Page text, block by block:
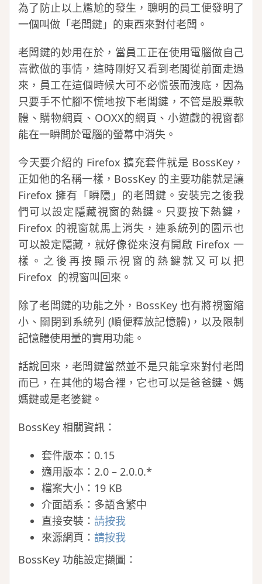
為了防止以上尷尬的發生，聰明的員工便發明了
一個叫做「老闆鍵」的東西來對付老闆。
老闆鍵的妙用在於，當員工正在使用電腦做自己
喜歡做的事情，這時剛好又看到老闆從前面走過
來，員工在這個時候大可不必慌張而洩底，因為
只要手不忙腳不慌地按下老闆鍵，不管是股票軟
體、購物網頁、OOXX的網頁、小遊戲的視窗都
能在一瞬間於電腦的螢幕中消失。
今天要介紹的 Firefox 擴充套件就是 BossKey，
正如他的名稱一樣，BossKey 的主要功能就是讓
Firefox 擁有「瞬隱」的老闆鍵。安裝完之後我
們可以設定隱藏視窗的熱鍵。只要按下熱鍵，
Firefox 的視窗就馬上消失，連系統列的圖示也
可以設定隱藏，就好像從來沒有開啟 Firefox 一
樣。之後再按顯示視窗的熱鍵就又可以把
Firefox 的視窗叫回來。
除了老闆鍵的功能之外，BossKey 也有將視窗縮
小、關閉到系統列 (順便釋放記憶體)，以及限制
記憶體使用量的實用功能。
話說回來，老闆鍵當然並不是只能拿來對付老闆
而已，在其他的場合裡，它也可以是爸爸鍵、媽
媽鍵或是老婆鍵。
BossKey 相關資訊：
套件版本：0.15
適用版本：2.0 – 2.0.0.*
檔案大小：19 KB
介面語系：多語含繁中
直接安裝： 請按我
來源網頁： 請按我
BossKey 功能設定擷圖：